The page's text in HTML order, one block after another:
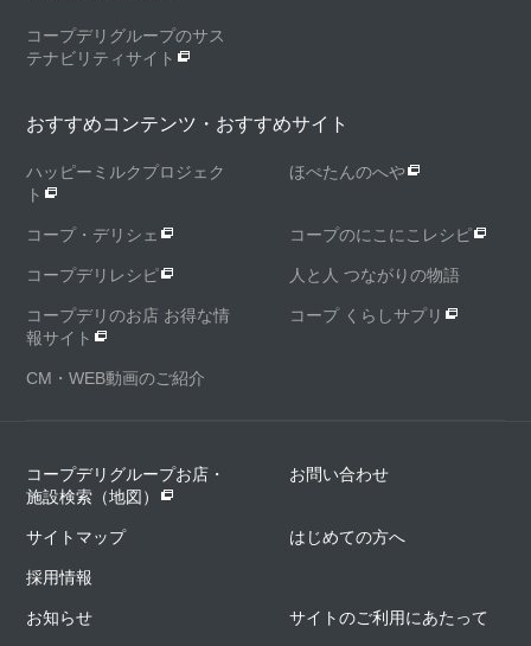
コープデリグループのサス
テナビリティサイト
おすすめコンテンツ・おすすめサイト
ハッピーミルクプロジェク
ト
ほぺたんのへや
コープ・デリシェ コープのにこにこレシピ
コープデリレシピ 人と人 つながりの物語
コープデリのお店 お得な情
報サイト
コープ くらしサプリ
CM・WEB動画のご紹介
コープデリグループお店・
施設検索（地図）
お問い合わせ
サイトマップ はじめての方へ
採用情報
お知らせ サイトのご利用にあたって